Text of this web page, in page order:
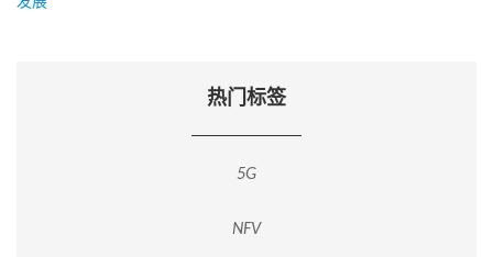
热门标签
5G
NFV